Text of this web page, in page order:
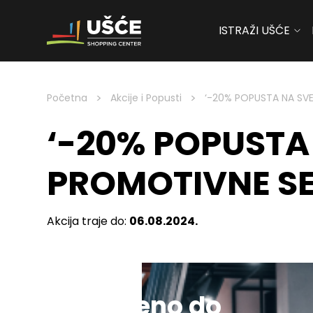
Skip to content
ISTRAŽI UŠĆE
Početna > Akcije i Popusti > ‘-20% POPUSTA NA
‘-20%
PROMOTIVNE
Akcija traje do: 06.08.2024.